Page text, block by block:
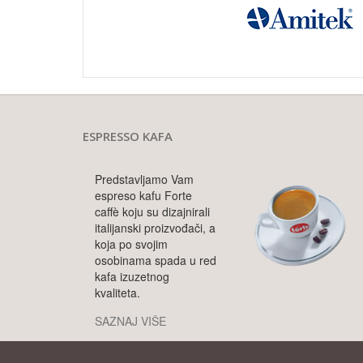
ESPRESSO KAFA
Predstavljamo Vam
espreso kafu Forte
caffè koju su dizajnirali
italijanski proizvođači, a
koja po svojim
osobinama spada u red
kafa izuzetnog
kvaliteta.
SAZNAJ VIŠE